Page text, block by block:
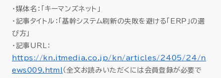
お役立ち情報
採用
会社情報
・媒体名：「キーマンズネット」
・記事タイトル：「基幹システム刷新の失敗を避ける「ERP」の選
び方」
・記事URL：
https://kn.itmedia.co.jp/kn/articles/2405/24/n
ews009.html
（全文お読みいただくには会員登録が必要で